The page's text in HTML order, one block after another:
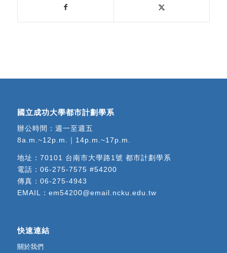
國立成功大學都市計劃學系
辦公時間：週一至週五
8a.m.~12p.m.｜14p.m.~17p.m.
地址： 70101 台南市大學路1號 都市計劃學系
電話： 06-275-7575 #54200
傳真：06-275-4943
EMAIL： em54200@email.ncku.edu.tw
快速連結
關於我們